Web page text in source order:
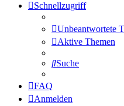
Schnellzugriff
Unbeantwortete
Aktive Themen
Suche
FAQ
Anmelden